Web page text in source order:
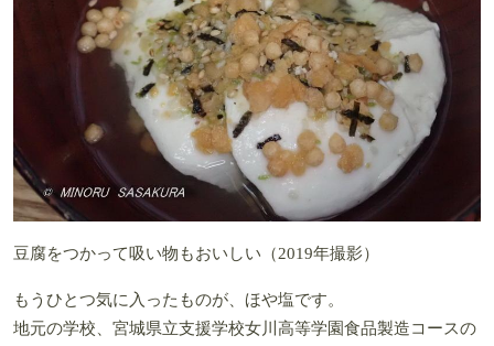
豆腐をつかって吸い物もおいしい（2019年撮影）
もうひとつ気に入ったものが、ほや塩です。
地元の学校、宮城県立支援学校女川高等学園食品製造コースの